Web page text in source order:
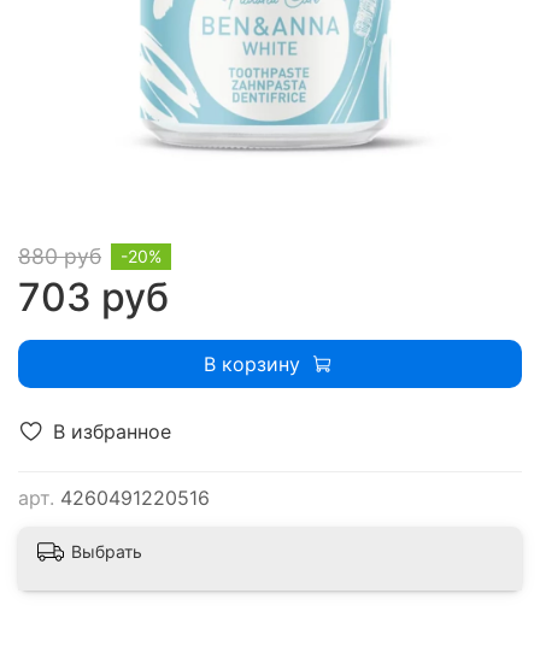
В избранное
арт. 4260491220516
880 руб
703 руб
-20%
В корзину
Выбрать